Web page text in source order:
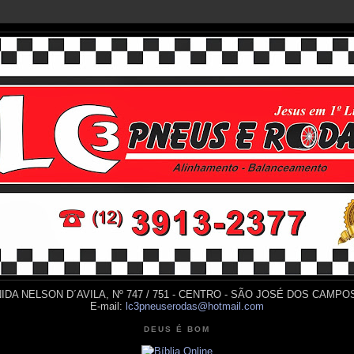
NELSON D´AVILA, Nº 747 / 751 - CENTRO - SÃO JOSÉ DOS
E-mail: lc3pneuserodas@hotmail.com
DEUS É BOM